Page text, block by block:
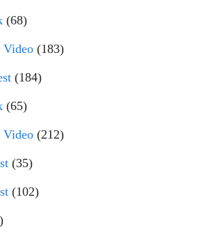
(68)
Video (183)
(184)
(65)
Video (212)
(35)
(102)